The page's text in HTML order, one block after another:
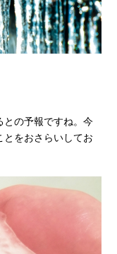
の予報ですね。今
とをおさらいしてお